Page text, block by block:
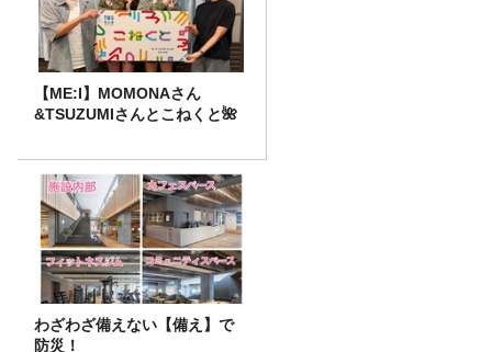
【ME:I】MOMONAさん
&TSUZUMIさんとこねくと🌺
わざわざ備えない【備え】で
防災！